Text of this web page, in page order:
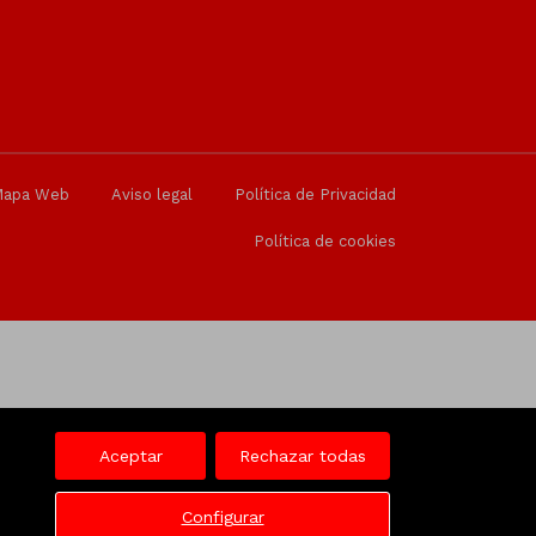
Aceptar Rechazar todas
Configurar
Web Aviso legal Política de Privacidad
Política de cookies